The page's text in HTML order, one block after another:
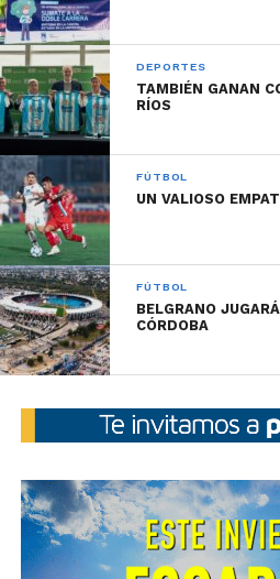
DEPORTES
TAMBIÉN GANAN
RÍOS
FÚTBOL
UN VALIOSO
FÚTBOL
BELGRANO
CÓRDOBA